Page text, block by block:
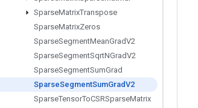
SparseMatrixTranspose
SparseMatrixZeros
SparseSegmentMeanGradV2
SparseSegmentSqrtNGradV2
SparseSegmentSumGrad
SparseSegmentSumGradV2
SparseTensorToCSRSparseMatrix